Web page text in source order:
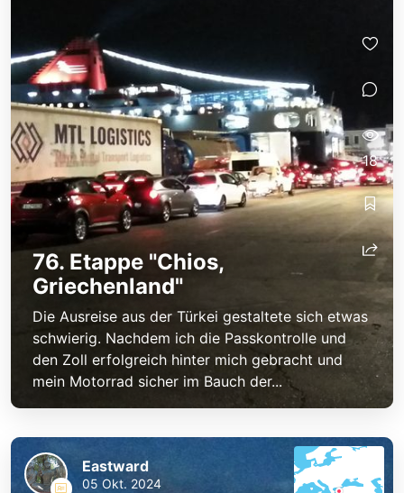
76. Etappe "Chios,
Griechenland"
Die Ausreise aus der Türkei gestaltete sich etwas
schwierig. Nachdem ich die Passkontrolle und
den Zoll erfolgreich hinter mich gebracht und
mein Motorrad sicher im Bauch der...
18
Eastward
05 Okt. 2024